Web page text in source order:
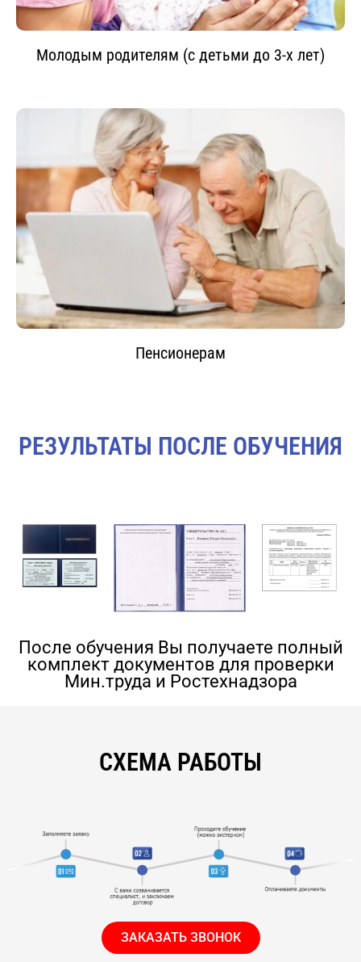
Молодым родителям (с детьми до 3-х лет)
Пенсионерам
РЕЗУЛЬТАТЫ ПОСЛЕ ОБУЧЕНИЯ
После обучения Вы получаете полный
комплект документов для проверки
Мин.труда и Ростехнадзора
СХЕМА РАБОТЫ
ЗАКАЗАТЬ ЗВОНОК